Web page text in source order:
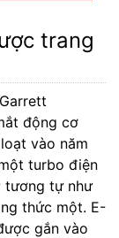
trang
động cơ
vào năm
turbo điện
tương tự như
thức một. E-
gắn vào